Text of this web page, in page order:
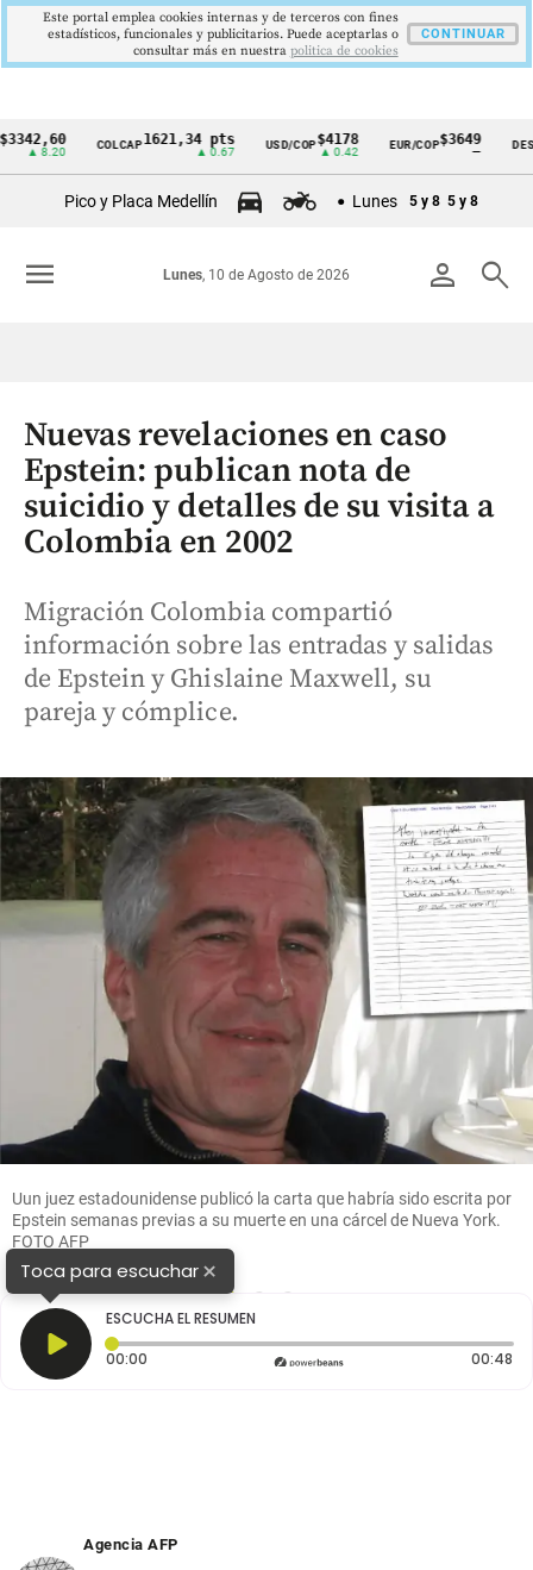
Cintillo
Colombia
COLCAP1621,34 pts USD/COP$4178
▲ 0.42
EUR/COP$3649
—
Pico y Placa Medellín Lunes 5 y 8 5 y 8
person search
Lunes, 10 de Agosto de 2026
menu
Nuevas revelaciones en caso
Epstein: publican nota de
suicidio y detalles de su visita a
Colombia en 2002
Migración Colombia compartió
información sobre las entradas y salidas
de Epstein y Ghislaine Maxwell, su
pareja y cómplice.
Uun juez estadounidense publicó la carta que habría sido escrita por
Epstein semanas previas a su muerte en una cárcel de Nueva York.
FOTO AFP
Toca para escuchar×
ESCUCHA EL RESUMEN
00:00 Tiempo transcurrido: 0 segundos 00:48
Agencia AFP
Este portal emplea cookies internas y de terceros con fines
estadísticos, funcionales y publicitarios. Puede aceptarlas o
consultar más en nuestra politica de cookies
CONTINUAR